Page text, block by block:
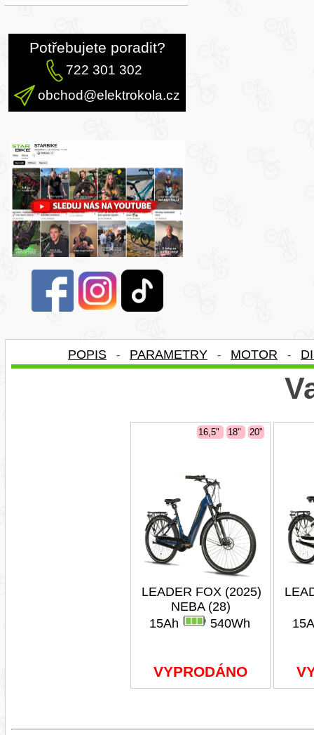
Potřebujete poradit?
722 301 302
obchod@elektrokola.cz
POPIS - PARAMETRY - MOTOR -
16,5" 18" 20"
LEADER FOX (2025)
NEBA (28)
15Ah
540Wh
VYPRODÁNO